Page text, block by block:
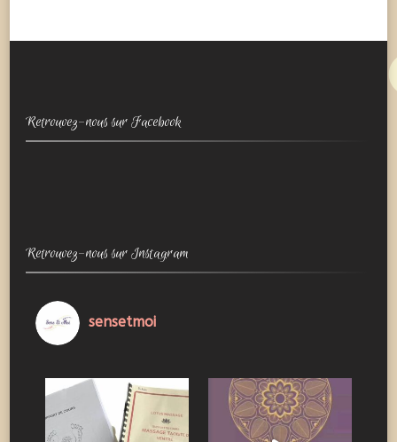
Retrouvez-nous sur Facebook
Retrouvez-nous sur Instagram
sensetmoi